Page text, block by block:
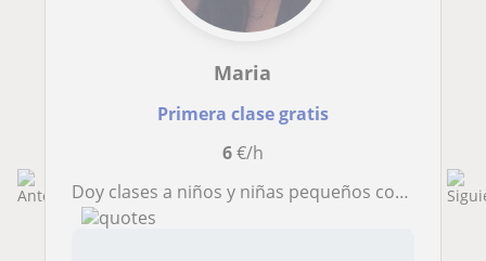
Maria
Primera clase gratis
6€/h
Doy clases a niños y niñas pequeños como refuerzo adicional al salir del colegio